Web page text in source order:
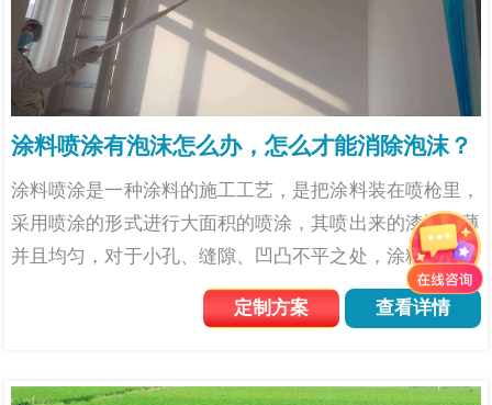
涂料喷涂有泡沫怎么办，怎么才能消除泡沫？
涂料喷涂是一种涂料的施工工艺，是把涂料装在喷枪里，
采用喷涂的形式进行大面积的喷涂，其喷出来的漆比较薄
并且均匀，对于小孔、缝隙、凹凸不平之处，涂料均能分
布均匀;对于喷涂大物面，此方法较涂刷更为快速而有
效，被广泛应用在装修行业。在喷涂过程中受到各种因素
定制方案 查看详情